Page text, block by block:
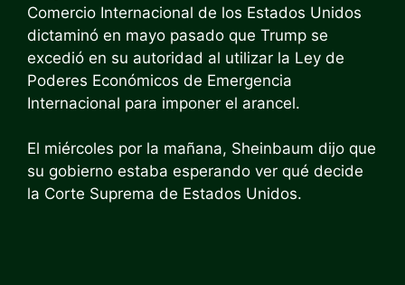
Comercio Internacional de los Estados Unidos
dictaminó en mayo pasado que Trump se
excedió en su autoridad al utilizar la Ley de
Poderes Económicos de Emergencia
Internacional para imponer el arancel.
El miércoles por la mañana, Sheinbaum dijo que
su gobierno estaba esperando ver qué decide
la Corte Suprema de Estados Unidos.